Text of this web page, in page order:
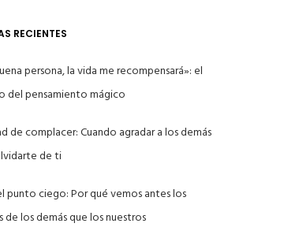
RECIENTES
persona, la vida me recompensará»: el
del pensamiento mágico
de complacer: Cuando agradar a los demás
de ti
punto ciego: Por qué vemos antes los
de los demás que los nuestros